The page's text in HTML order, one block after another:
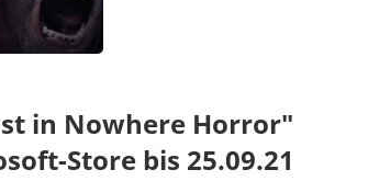
in Nowhere Horror"
Store bis 25.09.21